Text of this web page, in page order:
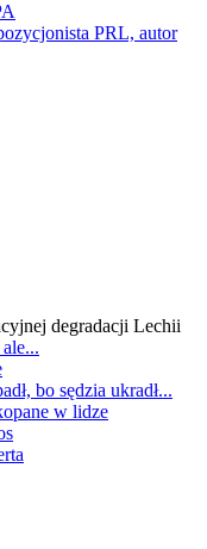
PRL, autor
degradacji Lechii
bo sędzia ukradł...
w lidze